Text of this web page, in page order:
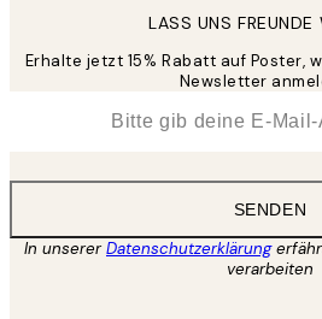
LASS UNS FREUNDE
Erhalte jetzt 15% Rabatt auf Poster,
Newsletter
SENDEN
In unsererDatenschutzerklärung
verarbeiten